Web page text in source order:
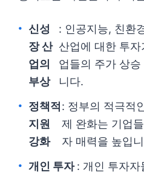
신성
장 산
업의
부상
: 인공지능, 친환
산업에 대한 투
업들의 주가 상
니다.
정책적
지원
강화
: 정부의 적극적
제 완화는 기업
자 매력을 높입
개인 투자 : 개인 투자